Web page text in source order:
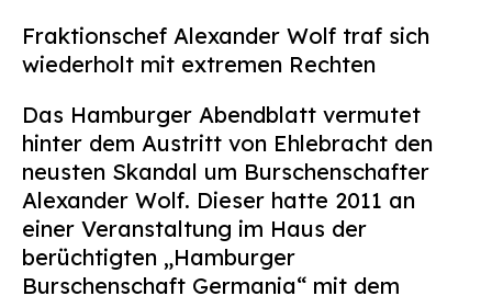
Fraktionschef Alexander Wolf traf sich
wiederholt mit extremen Rechten
Das Hamburger Abendblatt vermutet
hinter dem Austritt von Ehlebracht den
neusten Skandal um Burschenschafter
Alexander Wolf. Dieser hatte 2011 an
einer Veranstaltung im Haus der
berüchtigten „Hamburger
Burschenschaft Germania“ mit dem